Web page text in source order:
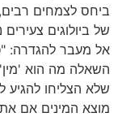
ביחס לצמחים
של ביולוגים
אל מעבר להגדרה:
השאלה מה הוא 'מין'",
שלא הצליחו להגיע
מוצא המינים אם